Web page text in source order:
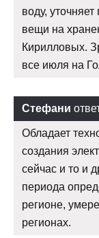
воду,
вещи на
Кирилловых.
все июля на
Стефани
Обладает
создания
сейчас и то и
периода
регионе,
регионах.